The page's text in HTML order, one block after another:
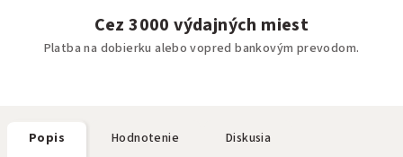
Cez 3000 výdajných miest
Platba na dobierku alebo vopred bankovým prevodom.
Popis Hodnotenie Diskusia